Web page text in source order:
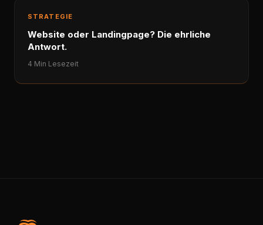
STRATEGIE
Website oder Landingpage? Die ehrliche
Antwort.
4 Min Lesezeit